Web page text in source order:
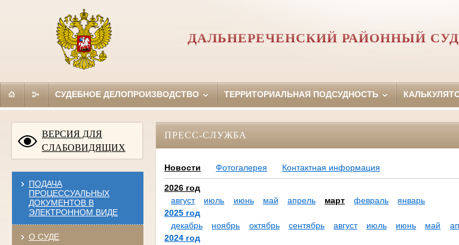
ДАЛЬНЕРЕЧЕНСКИЙ РАЙОННЫЙ
СУДЕБНОЕ ДЕЛОПРОИЗВОДСТВО ТЕРРИТОРИАЛЬНАЯ ПОДСУДНОСТЬ
ВЕРСИЯ ДЛЯ
СЛАБОВИДЯЩИХ
ПОДАЧА
ПРОЦЕССУАЛЬНЫХ
ДОКУМЕНТОВ В
ЭЛЕКТРОННОМ ВИДЕ
О СУДЕ
ПРЕСС-СЛУЖБА
Новости Фотогалерея Контактная информация
2026 год
август
июль июнь май апрель март февраль
январь
2025 год
декабрь
ноябрь октябрь сентябрь август июль июнь май
2024 год